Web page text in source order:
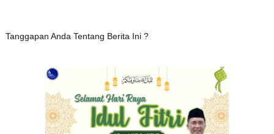
Tanggapan Anda Tentang Berita Ini ?